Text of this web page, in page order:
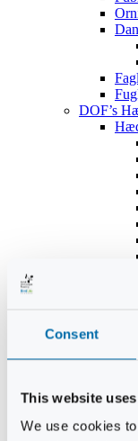
Consent
This website
We use cookies
DOF’s